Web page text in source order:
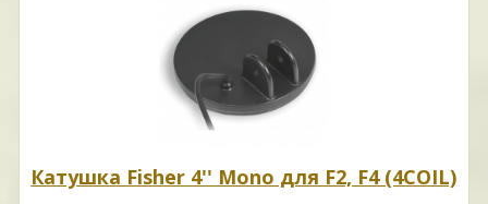
Катушка Fisher 4'' Mono для F2, F4 (4COIL)